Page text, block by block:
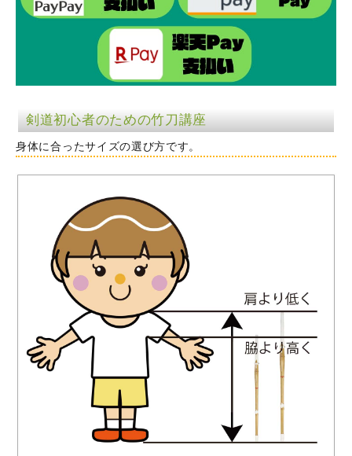
剣道初心者のための竹刀講座
身体に合ったサイズの選び方です。